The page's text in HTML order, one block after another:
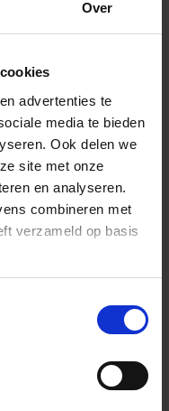
Over
advertenties te
media te bieden
Ook delen we
site met onze
en analyseren.
combineren met
verzameld op basis